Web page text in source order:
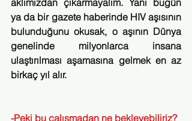
aklımızdan çıkarmayalım. Yani bugün
ya da bir gazete haberinde HIV aşısının
bulunduğunu okusak, o aşının Dünya
genelinde milyonlarca insana
ulaştırılması aşamasına gelmek en az
birkaç yıl alır.
-Peki bu çalışmadan ne bekleyebiliriz?